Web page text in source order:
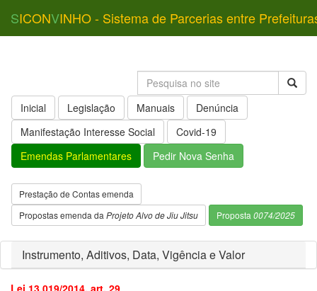
SICONVINHO - Sistema de Parcerias entre
Inicial Legislação Manuais
Denúncia
Manifestação Interesse Social
Covid-19
Emendas Parlamentares
Pedir Nova Senha
Prestação de Contas emenda
Propostas emenda da Projeto Alvo de Jiu Jitsu Proposta 0074/2025
Instrumento, Aditivos, Data, Vigência e Valor
Lei 13.019/2014, art. 29